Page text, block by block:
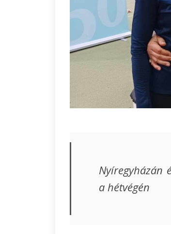
Nyíregyházán
a hétvégén